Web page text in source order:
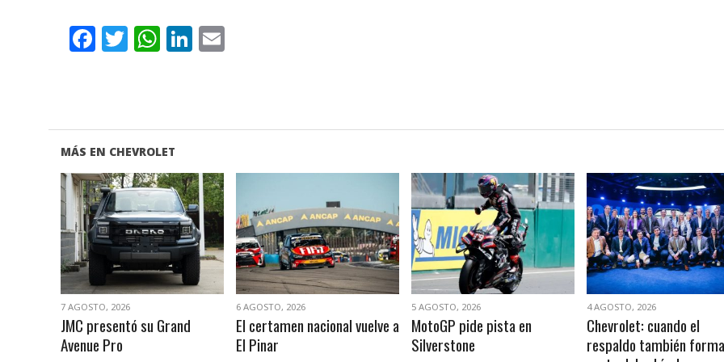
Facebook
Twitter
WhatsApp
LinkedIn
MÁS EN CHEVROLET
VER NOTA
7 AGOSTO, 2026
JMC presentó su Grand
Avenue Pro
VER NOTA
6 AGOSTO, 2026
El certamen nacional vuelve a
El Pinar
VER NOTA
5 AGOSTO, 2026
MotoGP pide pista en
Silverstone
VER NOTA
4 AGOSTO, 2026
Chevrolet: cuando el
respaldo también forma